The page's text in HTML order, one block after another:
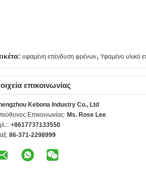
υφαμένη επένδυση φρένων, Υφαμένο υλικό
επικοινωνίας
Kebona Industry Co., Ltd
Επικοινωνίας: Ms. Rose Lee
+8617737133550
86-371-2298999